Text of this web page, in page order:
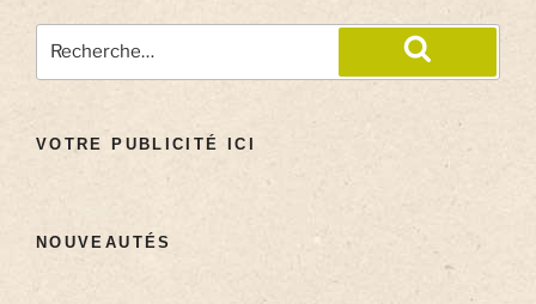
VOTRE PUBLICITÉ ICI
NOUVEAUTÉS